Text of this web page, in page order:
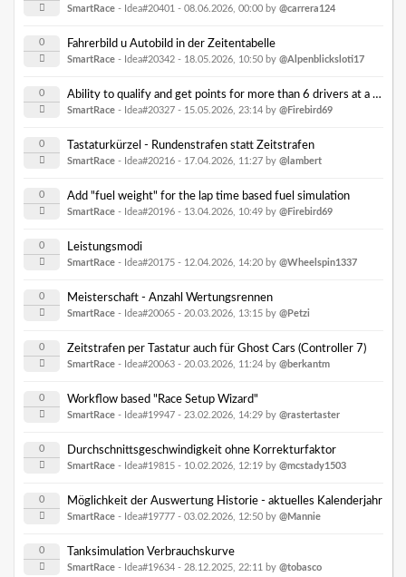
SmartRace - Idea#20401 - 08.06.2026, 00:00 by @carrera124
0 Fahrerbild u Autobild in der Zeitentabelle
SmartRace - Idea#20342 - 18.05.2026, 10:50 by @Alpenblicksloti17
0 Ability to qualify and get points for more than 6 drivers at a time.
SmartRace - Idea#20327 - 15.05.2026, 23:14 by @Firebird69
0 Tastaturkürzel - Rundenstrafen statt Zeitstrafen
SmartRace - Idea#20216 - 17.04.2026, 11:27 by @lambert
0 Add "fuel weight" for the lap time based fuel simulation
SmartRace - Idea#20196 - 13.04.2026, 10:49 by @Firebird69
0 Leistungsmodi
SmartRace - Idea#20175 - 12.04.2026, 14:20 by @Wheelspin1337
0 Meisterschaft - Anzahl Wertungsrennen
SmartRace - Idea#20065 - 20.03.2026, 13:15 by @Petzi
0 Zeitstrafen per Tastatur auch für Ghost Cars (Controller 7)
SmartRace - Idea#20063 - 20.03.2026, 11:24 by @berkantm
0 Workflow based "Race Setup Wizard"
SmartRace - Idea#19947 - 23.02.2026, 14:29 by @rastertaster
0 Durchschnittsgeschwindigkeit ohne Korrekturfaktor
SmartRace - Idea#19815 - 10.02.2026, 12:19 by @mcstady1503
0 Möglichkeit der Auswertung Historie - aktuelles Kalenderjahr
SmartRace - Idea#19777 - 03.02.2026, 12:50 by @Mannie
0 Tanksimulation Verbrauchskurve
SmartRace - Idea#19634 - 28.12.2025, 22:11 by @tobasco